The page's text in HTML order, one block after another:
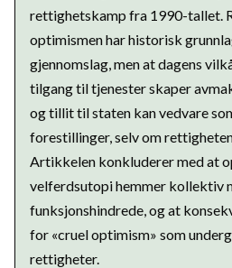
rettighetskamp fra 1990-tallet.
optimismen har historisk
gjennomslag, men at dagens
tilgang til tjenester skaper
og tillit til staten kan vedvare
forestillinger, selv om
Artikkelen konkluderer med at
velferdsutopi hemmer kollektiv
funksjonshindrede, og at
for «cruel optimism» som
rettigheter.